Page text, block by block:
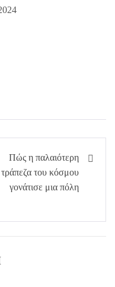
Πώς η παλαιότερη
τράπεζα του κόσμου
γονάτισε μια πόλη